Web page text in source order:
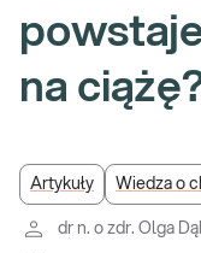
na
Artykuły Wiedza o
dr n. o zdr. Olga